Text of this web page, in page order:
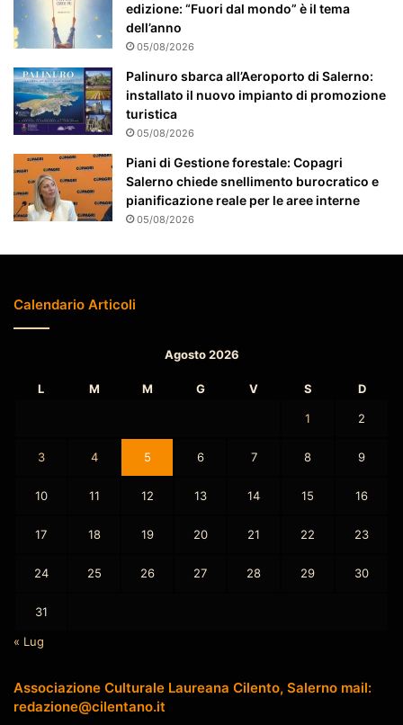
z
o
n
a
t
o
edizione: “Fuori dal mondo” è il tema
dell’anno
05/08/2026
Palinuro sbarca all’Aeroporto di Salerno:
installato il nuovo impianto di promozione
turistica
05/08/2026
Piani di Gestione forestale: Copagri
Salerno chiede snellimento burocratico e
pianificazione reale per le aree interne
05/08/2026
Calendario Articoli
Agosto 2026
L M M G V S D
1 2
3 4 5 6 7 8 9
10 11 12 13 14 15 16
17 18 19 20 21 22 23
24 25 26 27 28 29 30
31
« Lug
Associazione Culturale Laureana Cilento, Salerno mail:
redazione@cilentano.it